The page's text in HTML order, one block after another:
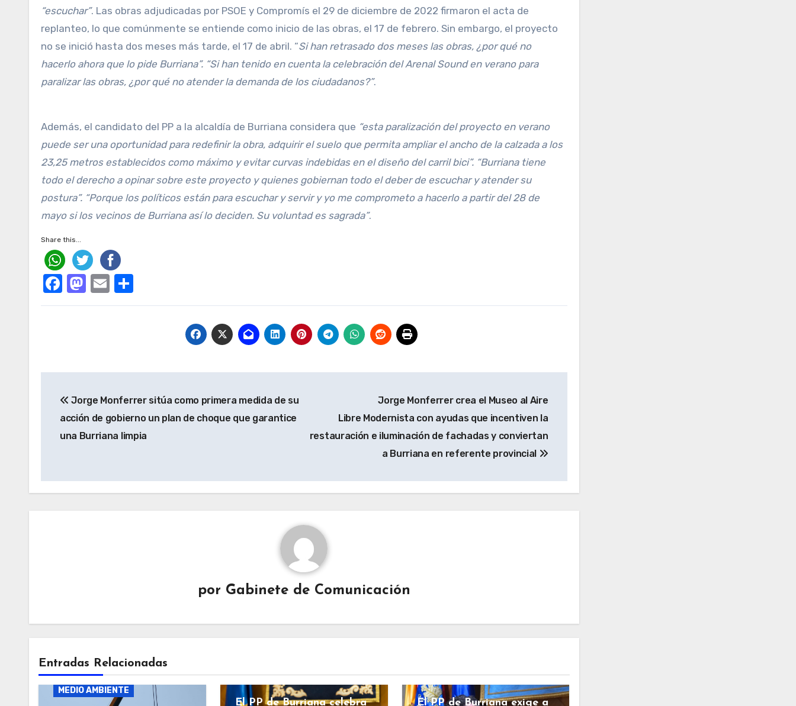
“escuchar”. Las obras adjudicadas por PSOE y Compromís el 29 de diciembre de 2022 firmaron el acta de
replanteo, lo que comúnmente se entiende como inicio de las obras, el 17 de febrero. Sin embargo, el proyecto
no se inició hasta dos meses más tarde, el 17 de abril. “Si han retrasado dos meses las obras, ¿por qué no
hacerlo ahora que lo pide Burriana”. “Si han tenido en cuenta la celebración del Arenal Sound en verano para
paralizar las obras, ¿por qué no atender la demanda de los ciudadanos?”.
Además, el candidato del PP a la alcaldía de Burriana considera que “esta paralización del proyecto en verano
puede ser una oportunidad para redefinir la obra, adquirir el suelo que permita ampliar el ancho de la calzada a los
23,25 metros establecidos como máximo y evitar curvas indebidas en el diseño del carril bici”. “Burriana tiene
todo el derecho a opinar sobre este proyecto y quienes gobiernan todo el deber de escuchar y atender su
postura”. “Porque los políticos están para escuchar y servir y yo me comprometo a hacerlo a partir del 28 de
mayo si los vecinos de Burriana así lo deciden. Su voluntad es sagrada”.
Share this...
Facebook
Mastodon
Email
de
entradas
Jorge Monferrer sitúa como primera medida de su
acción de gobierno un plan de choque que garantice
una Burriana limpia
Jorge Monferrer crea el Museo al Aire
Libre Modernista con ayudas que incentiven la
restauración e iluminación de fachadas y conviertan
a Burriana en referente provincial
por Gabinete de Comunicación
Entradas Relacionadas
BURRIANA
GENERALITAT
MEDIO AMBIENTE
GENERALITAT
Sanidad
El PP de Burriana celebra
POLÍTICA
El PP de Burriana exige a